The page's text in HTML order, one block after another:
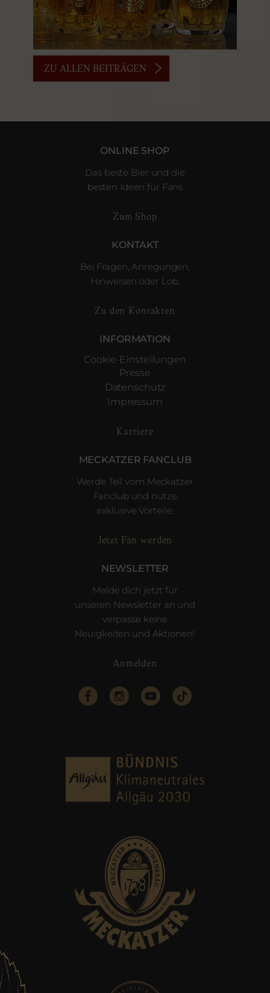
ZU ALLEN BEITRÄGEN
ONLINE SHOP
Das beste Bier und die
besten Ideen für Fans
Zum Shop
KONTAKT
Bei Fragen, Anregungen,
Hinweisen oder Lob.
Zu den Kontakten
INFORMATION
Cookie-Einstellungen
Presse
Datenschutz
Impressum
Karriere
MECKATZER FANCLUB
Werde Teil vom Meckatzer
Fanclub und nutze
exklusive Vorteile.
Jetzt Fan werden
NEWSLETTER
Melde dich jetzt für
unseren Newsletter an und
verpasse keine
Neuigkeiten und Aktionen!
Anmelden